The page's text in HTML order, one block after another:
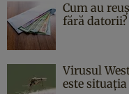
Cum au
fără
Virusul
este